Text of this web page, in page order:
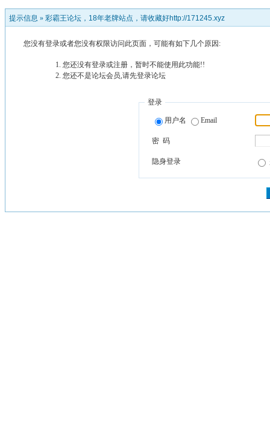
提示信息 » 彩霸王论坛，18年老牌站点，请收藏好http://171245.xyz
您没有登录或者您没有权限访问此页面，可能有如下几个原因:
您还没有登录或注册，暂时不能使用此功能!!
您还不是论坛会员,请先登录论坛
登录
用户名 Email
密 码
隐身登录